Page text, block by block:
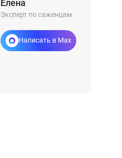
Елена
Эксперт по саженцам
Написать в Max